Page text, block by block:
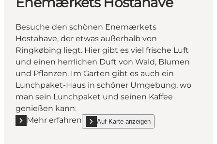
Besuche den schönen Enemærkets
Hostahave, der etwas außerhalb von
Ringkøbing liegt. Hier gibt es viel frische Luft
und einen herrlichen Duft von Wald, Blumen
und Pflanzen. Im Garten gibt es auch ein
Lunchpaket-Haus in schöner Umgebung, wo
man sein Lunchpaket und seinen Kaffee
genießen kann.
Mehr erfahren
Mehr erfahren "Enemærkets Hostahave"
Auf Karte anzeigen
show Enemærkets Hostahave on_map